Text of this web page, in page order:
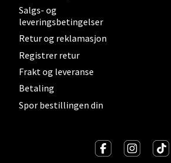
Salgs- og
leveringsbetingelser
Retur og reklamasjon
Registrer retur
Frakt og leveranse
Betaling
Spor bestillingen din
Oslo - Thon Senter Storo
Vitaminveien 7 - 9, 0485 Oslo